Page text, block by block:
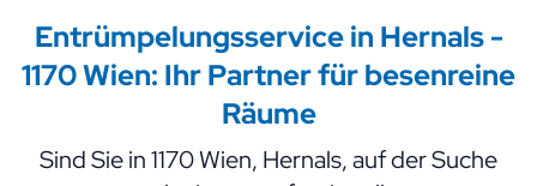
Entrümpelungsservice in Hernals -
1170 Wien: Ihr Partnerfür besenreine
Räume
Sind Sie in 1170 Wien, Hernals, auf der Suche